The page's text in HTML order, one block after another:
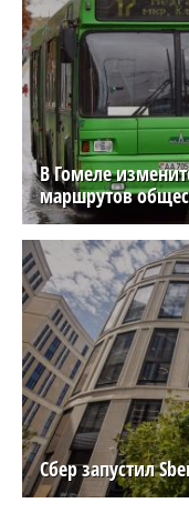
В Гомеле
маршрутов
Сбер запустил